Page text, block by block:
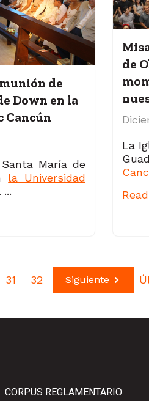
de
Down en la
Cancún
María de
la Universidad
de
La
31 32 Siguiente
CORPUS REGLAMENTARIO